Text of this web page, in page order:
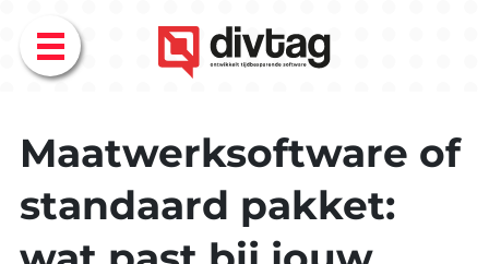
Menu
Maatwerksoftware of
standaard pakket: